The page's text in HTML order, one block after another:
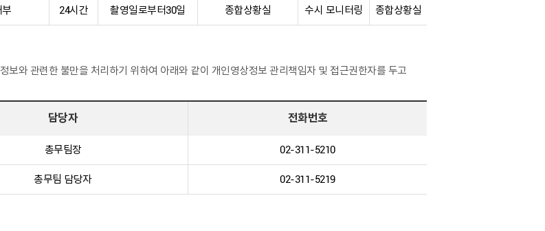
24시간 촬영일로부터30일 종합상황실 수시 모니터링 종합상황실
와 관련한 불만을 처리하기 위하여 아래와 같이 개인영상정보 관리책임자 및 접근권한자를 두고
담당자 전화번호
총무팀장 02-311-5210
총무팀 담당자 02-311-5219